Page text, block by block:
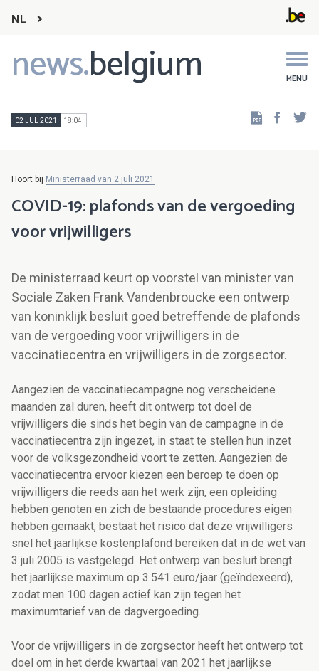
NL
news.belgium MENU
Main
navigation
02 JUL 2021 18:04
Hoort bij Ministerraad van 2 juli 2021
COVID-19: plafonds van de vergoeding
voor vrijwilligers
De ministerraad keurt op voorstel van minister van
Sociale Zaken Frank Vandenbroucke een ontwerp
van koninklijk besluit goed betreffende de plafonds
van de vergoeding voor vrijwilligers in de
vaccinatiecentra en vrijwilligers in de zorgsector.
Aangezien de vaccinatiecampagne nog verscheidene
maanden zal duren, heeft dit ontwerp tot doel de
vrijwilligers die sinds het begin van de campagne in de
vaccinatiecentra zijn ingezet, in staat te stellen hun inzet
voor de volksgezondheid voort te zetten. Aangezien de
vaccinatiecentra ervoor kiezen een beroep te doen op
vrijwilligers die reeds aan het werk zijn, een opleiding
hebben genoten en zich de bestaande procedures eigen
hebben gemaakt, bestaat het risico dat deze vrijwilligers
snel het jaarlijkse kostenplafond bereiken dat in de wet van
3 juli 2005 is vastgelegd. Het ontwerp van besluit brengt
het jaarlijkse maximum op 3.541 euro/jaar (geïndexeerd),
zodat men 100 dagen actief kan zijn tegen het
maximumtarief van de dagvergoeding.
Voor de vrijwilligers in de zorgsector heeft het ontwerp tot
doel om in het derde kwartaal van 2021 het jaarlijkse